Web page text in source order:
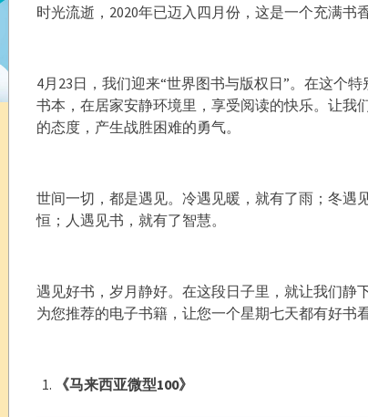
时光流逝，2020年已迈入四月份，这是一个充满书
4月23日，我们迎来“世界图书与版权日”。在这个
书本，在居家安静环境里，享受阅读的快乐。让我
的态度，产生战胜困难的勇气。
世间一切，都是遇见。冷遇见暖，就有了雨；冬遇
恒；人遇见书，就有了智慧。
遇见好书，岁月静好。在这段日子里，就让我们静
为您推荐的电子书籍，让您一个星期七天都有好书
《马来西亚微型100》